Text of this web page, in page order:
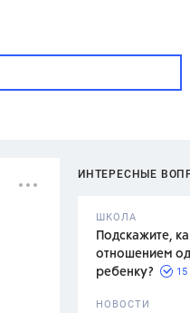
ИНТЕРЕСНЫЕ
ШКОЛА
Подскажите,
отношением
ребенку?
15
НОВОСТИ